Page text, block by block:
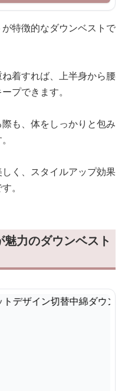
特徴的なダウンベストで
着すれば、上半身から腰
プできます。
も、体をしっかりと包み
く、スタイルアップ効果
。
力のダウンベスト